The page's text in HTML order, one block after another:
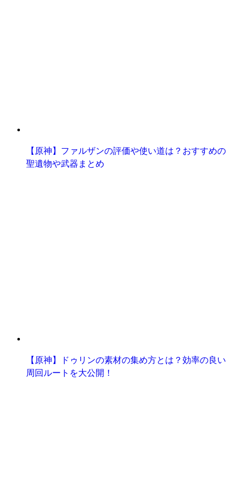
【原神】ファルザンの評価や使い道は？おすすめの
聖遺物や武器まとめ
【原神】ドゥリンの素材の集め方とは？効率の良い
周回ルートを大公開！